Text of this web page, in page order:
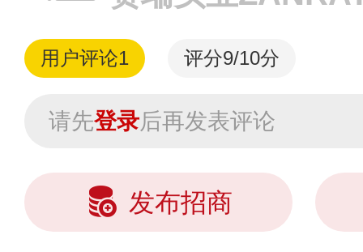
用户评论1 评分9/10分
请先登录后再发表评论
发布招商